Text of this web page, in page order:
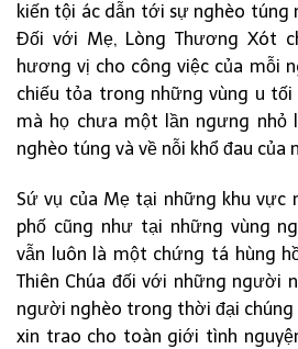
kiến tội ác dẫn tới sự nghèo túng
Đối với Mẹ, Lòng Thương Xót
hương vị cho công việc của mỗi
chiếu tỏa trong những vùng u
mà họ chưa một lần ngưng nhỏ
nghèo túng và về nỗi khổ đau của
Sứ vụ của Mẹ tại những khu vực
phố cũng như tại những vùng
vẫn luôn là một chứng tá hùng
Thiên Chúa đối với những người
người nghèo trong thời đại chúng
xin trao cho toàn giới tình